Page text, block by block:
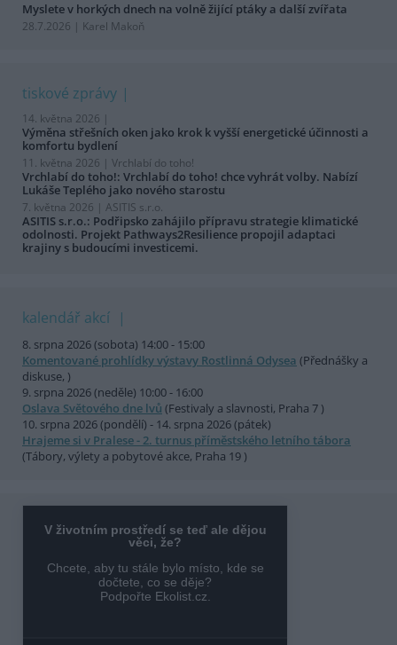
Myslete v horkých dnech na volně žijící ptáky a další zvířata
28.7.2026 | Karel Makoň
tiskové zprávy
14. května 2026 |
Výměna střešních oken jako krok k vyšší energetické účinnosti a
komfortu bydlení
11. května 2026 | Vrchlabí do toho!
Vrchlabí do toho!: Vrchlabí do toho! chce vyhrát volby. Nabízí
Lukáše Teplého jako nového starostu
7. května 2026 | ASITIS s.r.o.
ASITIS s.r.o.: Podřipsko zahájilo přípravu strategie klimatické
odolnosti. Projekt Pathways2Resilience propojil adaptaci
krajiny s budoucími investicemi.
kalendář akcí
8. srpna 2026 (sobota) 14:00 - 15:00
Komentované prohlídky výstavy Rostlinná Odysea (Přednášky a
diskuse, )
9. srpna 2026 (neděle) 10:00 - 16:00
Oslava Světového dne lvů (Festivaly a slavnosti, Praha 7 )
10. srpna 2026 (pondělí) - 14. srpna 2026 (pátek)
Hrajeme si v Pralese - 2. turnus příměstského letního tábora
(Tábory, výlety a pobytové akce, Praha 19 )